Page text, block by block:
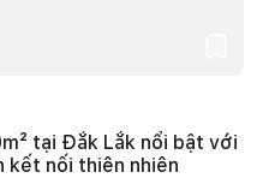
tại Đắk Lắk nổi bật với
kết nối thiên nhiên